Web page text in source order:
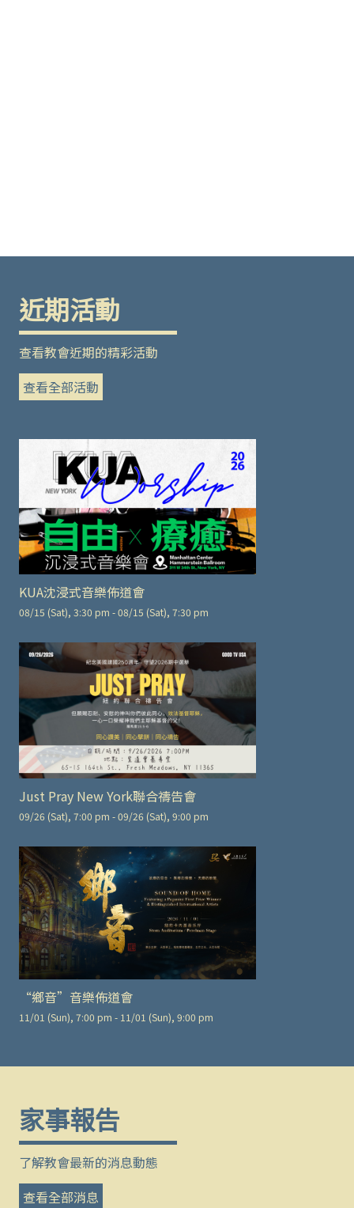
近期活動
查看教會近期的精彩活動
查看全部活動
KUA沈浸式音樂佈道會
08/15 (Sat), 3:30 pm - 08/15 (Sat), 7:30 pm
Just Pray New York聯合禱告會
09/26 (Sat), 7:00 pm - 09/26 (Sat), 9:00 pm
“鄉音”音樂佈道會
11/01 (Sun), 7:00 pm - 11/01 (Sun), 9:00 pm
家事報告
了解教會最新的消息動態
查看全部消息